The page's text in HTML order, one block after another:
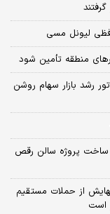
لیونل مسی
منطقه تأمین شود
فردا شنبه 17 مردادماه 1405/ موتور رشد بازار سهام روشن
ساخت پروژه سالن رقص
از حملات مستقیم
است